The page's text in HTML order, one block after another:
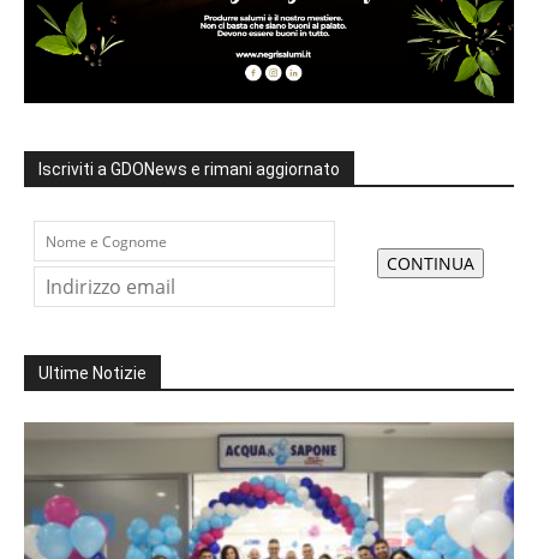
Iscriviti a GDONews e rimani aggiornato
Ultime Notizie